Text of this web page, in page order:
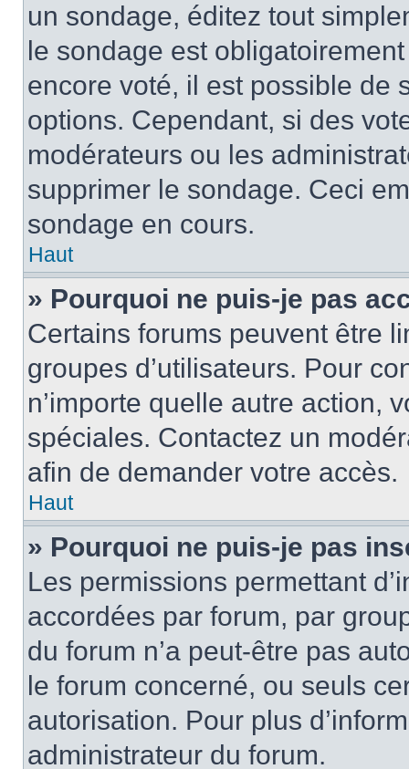
un sondage, éditez tout
le sondage est
encore voté, il est possible de
options. Cependant, si des
modérateurs ou les
supprimer le sondage. Ceci
sondage en cours.
Haut
» Pourquoi ne puis-je pas
Certains forums peuvent être
groupes d’utilisateurs. Pour
n’importe quelle autre action,
spéciales. Contactez un
afin de demander votre accès.
Haut
» Pourquoi ne puis-je pas
Les permissions permettant
accordées par forum, par
du forum n’a peut-être pas
le forum concerné, ou seuls
autorisation. Pour plus
administrateur du forum.